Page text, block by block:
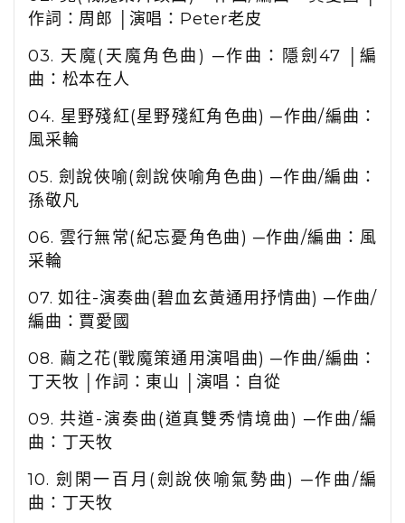
作詞：周郎 │演唱： Peter老皮
03. 天魔( 天魔角色曲) ─作曲：隱劍47
│編
曲：松本在人
04. 星野殘紅(星野殘紅角色曲)─作曲/編曲：
風采輪
05. 劍說俠喻(劍說俠喻角色曲) ─作曲/編曲：
孫敬凡
06. 雲行無常(紀忘憂角色曲) ─作曲/編曲：風
采輪
07.如往-演奏曲(碧血玄黃通用抒情曲)─作曲/
編曲：賈愛國
08. 繭之花(戰魔策通用演唱曲)─作曲/編曲：
丁天牧 │作詞：東山 │演唱：自從
09.共道-演奏曲(道真雙秀情境曲) ─作曲/編
曲：丁天牧
10.劍閑一百月 (劍說俠喻氣勢曲) ─作曲/編
曲：丁天牧